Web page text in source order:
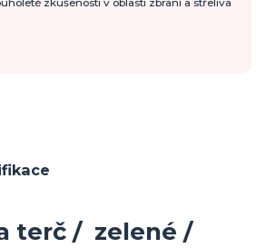
zkušenosti v oblasti zbraní a střeliva
terč / zelené /